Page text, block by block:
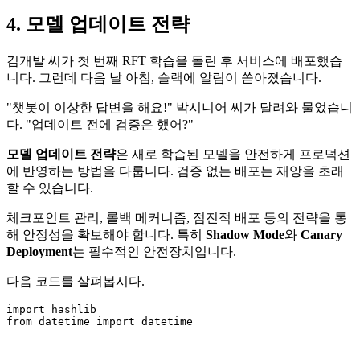
4. 모델 업데이트 전략
김개발 씨가 첫 번째 RFT 학습을 돌린 후 서비스에 배포했습
니다. 그런데 다음 날 아침, 슬랙에 알림이 쏟아졌습니다.
"챗봇이 이상한 답변을 해요!" 박시니어 씨가 달려와 물었습니
다. "업데이트 전에 검증은 했어?"
모델 업데이트 전략은 새로 학습된 모델을 안전하게 프로덕션
에 반영하는 방법을 다룹니다. 검증 없는 배포는 재앙을 초래
할 수 있습니다.
체크포인트 관리, 롤백 메커니즘, 점진적 배포 등의 전략을 통
해 안정성을 확보해야 합니다. 특히 Shadow Mode와 Canary
Deployment는 필수적인 안전장치입니다.
다음 코드를 살펴봅시다.
import
from datetime import datetime